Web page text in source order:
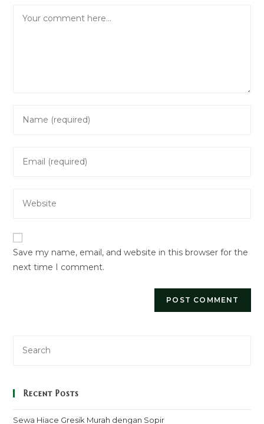
your
comment
your
address
your
URL
(optional)
Save my name, email, and website in this browser for the
next time I comment.
Recent Posts
Sewa Hiace Gresik Murah dengan Sopir